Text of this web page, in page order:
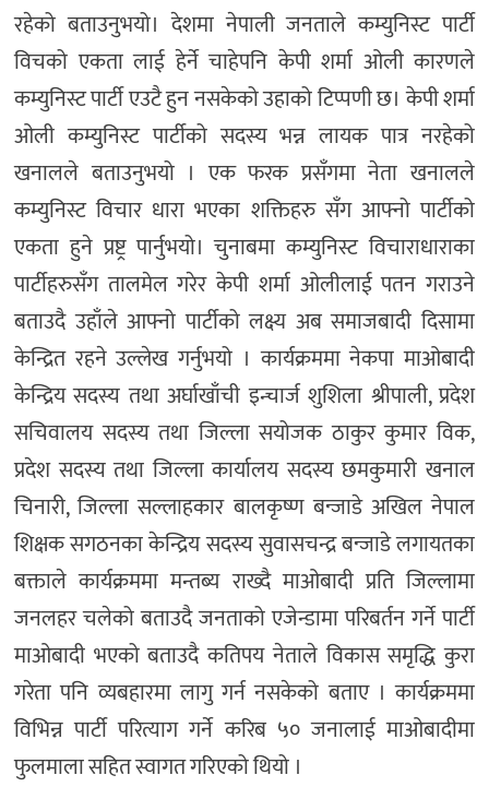
रहेको बताउनुभयो। देशमा नेपाली जनताले कम्युनिस्ट पार्टी
विचको एकता लाई हेर्ने चाहेपनि केपी शर्मा ओली कारणले
कम्युनिस्ट पार्टी एउटै हुन नसकेको उहाको टिप्पणी छ। केपी शर्मा
ओली कम्युनिस्ट पार्टीको सदस्य भन्न लायक पात्र नरहेको
खनालले बताउनुभयो । एक फरक प्रसँगमा नेता खनालले
कम्युनिस्ट विचार धारा भएका शक्तिहरु सँग आफ्नो पार्टीको
एकता हुने प्रष्ट्र पार्नुभयो। चुनाबमा कम्युनिस्ट विचाराधाराका
पार्टीहरुसँग तालमेल गरेर केपी शर्मा ओलीलाई पतन गराउने
बताउदै उहाँले आफ्नो पार्टीको लक्ष्य अब समाजबादी दिसामा
केन्द्रित रहने उल्लेख गर्नुभयो । कार्यक्रममा नेकपा माओबादी
केन्द्रिय सदस्य तथा अर्घाखाँची इन्चार्ज शुशिला श्रीपाली, प्रदेश
सचिवालय सदस्य तथा जिल्ला सयोजक ठाकुर कुमार विक,
प्रदेश सदस्य तथा जिल्ला कार्यालय सदस्य छमकुमारी खनाल
चिनारी, जिल्ला सल्लाहकार बालकृष्ण बन्जाडे अखिल नेपाल
शिक्षक सगठनका केन्द्रिय सदस्य सुवासचन्द्र बन्जाडे लगायतका
बक्ताले कार्यक्रममा मन्तब्य राख्दै माओबादी प्रति जिल्लामा
जनलहर चलेको बताउदै जनताको एजेन्डामा परिबर्तन गर्ने पार्टी
माओबादी भएको बताउदै कतिपय नेताले विकास समृद्धि कुरा
गरेता पनि व्यबहारमा लागु गर्न नसकेको बताए । कार्यक्रममा
विभिन्न पार्टी परित्याग गर्ने करिब ५० जनालाई माओबादीमा
फुलमाला सहित स्वागत गरिएको थियो ।